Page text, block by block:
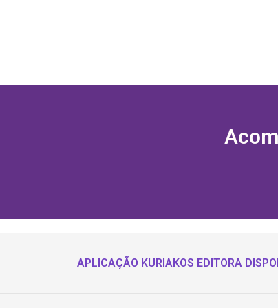
APLICAÇÃO KURIAKOS EDITORA